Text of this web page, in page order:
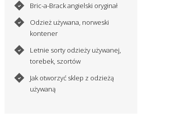
Bric-a-Brack angielski oryginał
Odzież używana, norweski
kontener
Letnie sorty odzieży używanej,
torebek, szortów
Jak otworzyć sklep z odzieżą
używaną